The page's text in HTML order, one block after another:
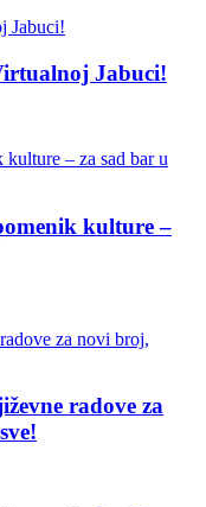
Jabuci!
kulture –
radove za